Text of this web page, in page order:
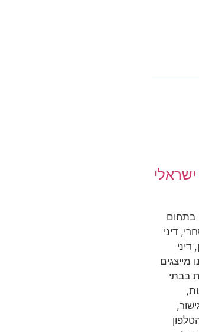
דיני
דיני
מייצגים
בבתי